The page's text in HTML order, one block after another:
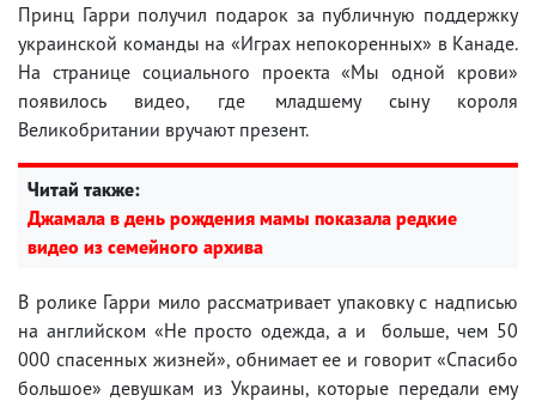
Принц Гарри получил подарок за публичную поддержку
украинской команды на «Играх непокоренных» в Канаде.
На странице социального проекта «Мы одной крови»
появилось видео, где младшему сыну короля
Великобритании вручают презент.
Читай также:
Джамала в день рождения мамы показала редкие
видео из семейного архива
В ролике Гарри мило рассматривает упаковку с надписью
на английском «Не просто одежда, а и больше, чем 50
000 спасенных жизней», обнимает ее и говорит «Спасибо
большое» девушкам из Украины, которые передали ему